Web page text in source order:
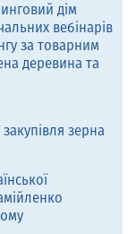
дім
вебінарів
за товарним
деревина та
зерна